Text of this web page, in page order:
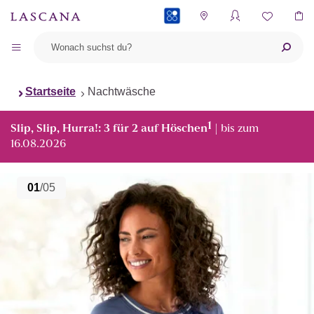
Startseite Nachtwäsche
Slip, Slip, Hurra!: 3 für 2 auf Höschen1 | bis zum
16.08.2026
01/05